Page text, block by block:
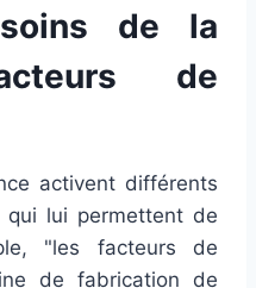
de la
de
activent différents
qui lui permettent de
"les facteurs de
de fabrication de